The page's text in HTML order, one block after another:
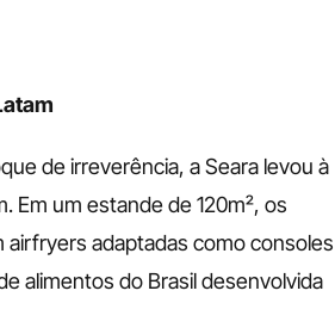
de irreverência, a Seara levou à
Em um estande de 120m², os
adaptadas como consoles
alimentos do Brasil desenvolvida